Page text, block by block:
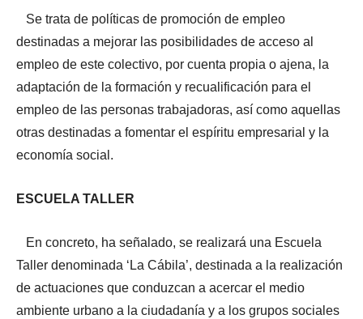
Se trata de políticas de promoción de empleo
destinadas a mejorar las posibilidades de acceso al
empleo de este colectivo, por cuenta propia o ajena, la
adaptación de la formación y recualificación para el
empleo de las personas trabajadoras, así como aquellas
otras destinadas a fomentar el espíritu empresarial y la
economía social.
ESCUELA TALLER
En concreto, ha señalado, se realizará una Escuela
Taller denominada ‘La Cábila’, destinada a la realización
de actuaciones que conduzcan a acercar el medio
ambiente urbano a la ciudadanía y a los grupos sociales